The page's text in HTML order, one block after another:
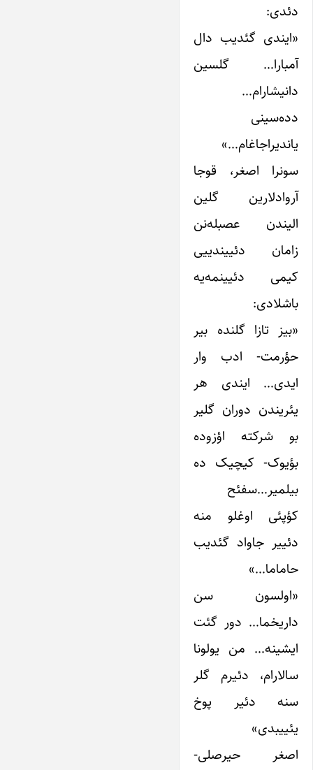
دئدی:
«ایندی گئدیب دال
آمبارا… گلسین
دانیشارام…
دده‌سینی
یاندیراجاغام…»
سونرا اصغر، قوجا
آروادلارین گلین
الیندن عصبله‌نن
زامان دئییندییی
کیمی دئیینمه‌یه
باشلادی:
«بیز تازا گلنده بیر
حؤرمت- ادب وار
ایدی… ایندی هر
یئریندن دوران گلیر
بو شرکته اؤزوده
بؤیوک- کیچیک ده
بیلمیر…سفئح
کؤپئی اوغلو منه
دئییر جاواد گئدیب
حاماما…»
«اولسون سن
داریخما… دور گئت
ایشینه… من یولونا
سالارام، دئیرم گلر
سنه دئیر پوخ
یئییبدی»
اصغر حیرصلی-